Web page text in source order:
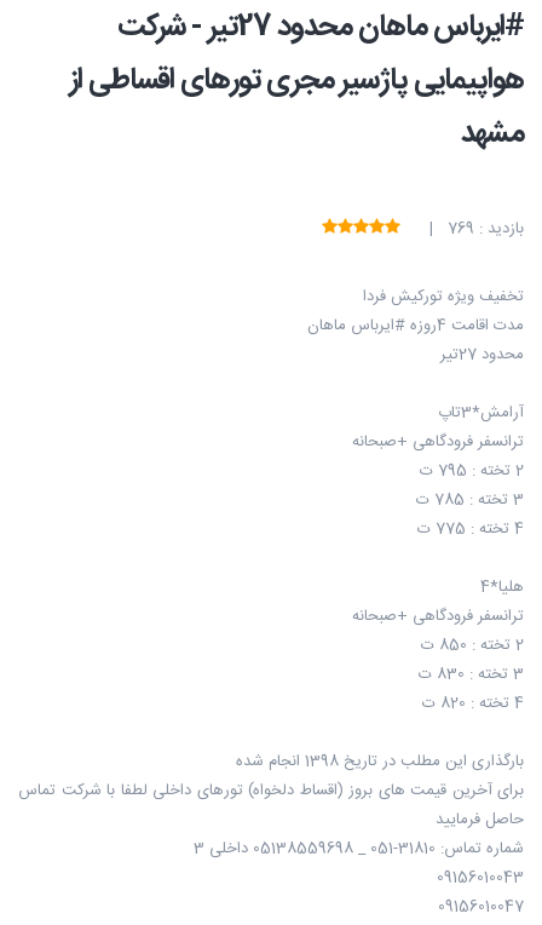
#ایرباس ماهان محدود 27تیر - شرکت
هواپیمایی پاژسیر مجری تورهای اقساطی از
مشهد
بازدید : 769 |
تخفیف ویژه تورکیش فردا
مدت اقامت 4روزه #ایرباس ماهان
محدود 27تیر
آرامش*3تاپ
ترانسفر فرودگاهی +صبحانه
2 تخته : 795 ت
3 تخته : 785 ت
4 تخته : 775 ت
هلیا*4
ترانسفر فرودگاهی +صبحانه
2 تخته : 850 ت
3 تخته : 830 ت
4 تخته : 820 ت
بارگذاری این مطلب در تاریخ 1398 انجام شده
برای آخرین قیمت های بروز (اقساط دلخواه) تورهای داخلی لطفا با شرکت تماس
حاصل فرمایید
شماره تماس: 31810-051 _ 05138559698 داخلی 3
09156010043
09156010047